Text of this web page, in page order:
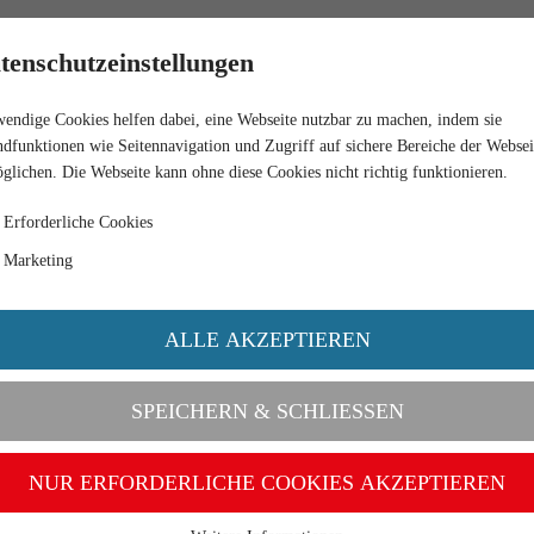
TUBE TANDEM HALFPIPE HP 20
Cookies helfen dabei, eine Webseite nutzbar zu machen, indem sie
wie Seitennavigation und Zugriff auf sichere Bereiche der
Die Webseite kann ohne diese Cookies nicht richtig funktionieren.
Erforderliche Cookies
Marketing
ALLE AKZEPTIEREN
SPEICHERN & SCHLIESSEN
NUR ERFORDERLICHE COOKIES AKZEPTIEREN